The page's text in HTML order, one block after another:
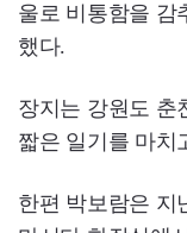
울로 비통함을 감
했다.
장지는 강원도 춘
짧은 일기를 마치
한편 박보람은 지